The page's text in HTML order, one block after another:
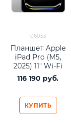
06053
Планшет Apple
iPad Pro (M5,
2025) 11" Wi-Fi
512Gb Silver
116 190 руб.
КУПИТЬ